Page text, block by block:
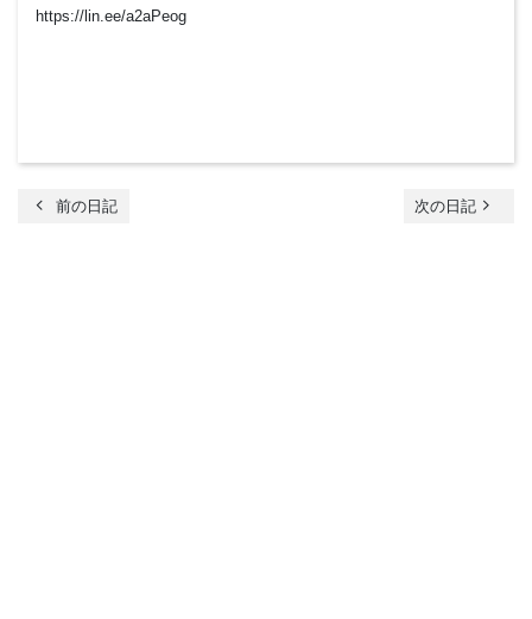
https://lin.ee/a2aPeog
chevron_left 前の日記 次の日記 navigate_next